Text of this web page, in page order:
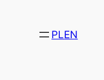
PLEN